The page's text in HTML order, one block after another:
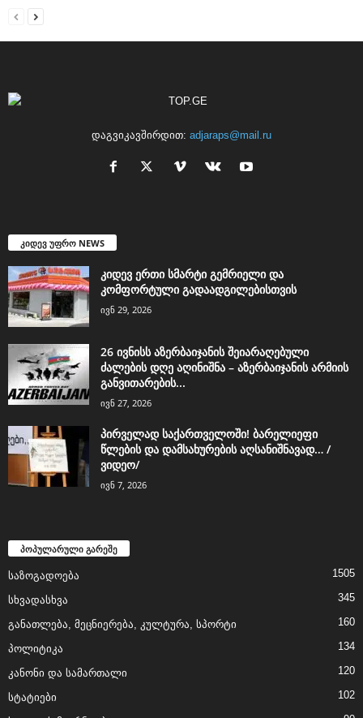
დაგვიკავშირდით: adjaraps@mail.ru
კიდევ უფრო NEWS
კიდევ ერთი სმარტი გემრიელი და
კომფორტული გადაადგილებისთვის
ივნ 29, 2026
26 ივნისს აზერბაიჯანის შეიარაღებული
ძალების დღე აღინიშნა – აზერბაიჯანის არმიის
განვითარების...
ივნ 27, 2026
პირველად საქართველოში! ბარელიეფი
წლების და დამსახურების აღსანიშნავად… /
ვიდეო/
ივნ 7, 2026
პოპულარული გარეშე
საზოგადოება 1505
სხვადასხვა 345
განათლება, მეცნიერება, კულტურა, სპორტი 160
პოლიტიკა 134
კანონი და სამართალი 120
სტატიები 102